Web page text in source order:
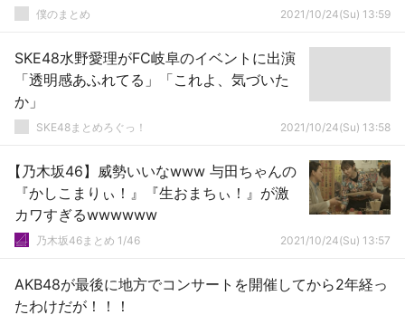
僕のまとめ 2021/10/24(Su) 13:59
SKE48水野愛理がFC岐阜のイベントに出演
「透明感あふれてる」「これよ、気づいた
か」
SKE48まとめろぐっ！ 2021/10/24(Su) 13:58
【乃木坂46】威勢いいなwww 与田ちゃんの
『かしこまりぃ！』『生おまちぃ！』が激
カワすぎるwwwwww
乃木坂46まとめ 1/46 2021/10/24(Su) 13:57
AKB48が最後に地方でコンサートを開催してから2年経っ
たわけだが！！！